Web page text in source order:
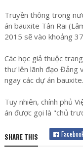
Truyền thông trong
án bauxite Tân Rai
2015 sẽ vào khoảng
Các học giả thuộc
thư lên lãnh đạo Đảng
ngay các dự án bauxite.
Tuy nhiên, chính phủ
án được gọi là "chủ
SHARE THIS